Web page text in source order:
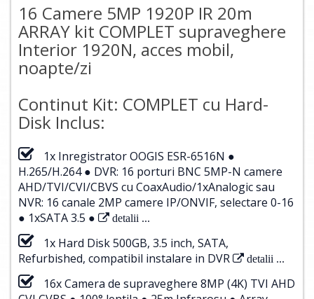
16 Camere 5MP 1920P IR 20m
ARRAY kit COMPLET supraveghere
Interior 1920N, acces mobil,
noapte/zi
Continut Kit: COMPLET cu Hard-
Disk Inclus:
1x Inregistrator OOGIS ESR-6516N ●
H.265/H.264 ● DVR: 16 porturi BNC 5MP-N camere
AHD/TVI/CVI/CBVS cu CoaxAudio/1xAnalogic sau
NVR: 16 canale 2MP camere IP/ONVIF, selectare 0-16
● 1xSATA 3.5 ●
detalii ...
1x Hard Disk 500GB, 3.5 inch, SATA,
Refurbished, compatibil instalare in DVR
detalii ...
16x Camera de supraveghere 8MP (4K) TVI AHD